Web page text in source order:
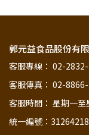
郭元益食品股份有
客服專線： 02-
客服傳真： 02-
客服時間： 星期一
統一編號：